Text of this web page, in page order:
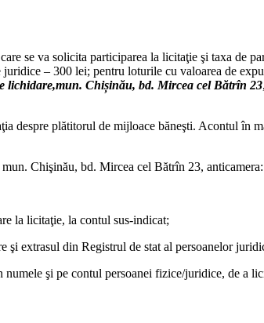
se va solicita participarea la licitaţie şi taxa de
– 300 lei; pentru loturile cu valoarea de
lichidare,mun. Chișinău, bd. Mircea cel Bătrîn 23,
despre plătitorul de mijloace băneşti. Acontul în
Chişinău, bd. Mircea cel Bătrîn 23, anticamera:
la licitaţie, la contul sus-indicat;
extrasul din Registrul de stat al persoanelor
şi pe contul persoanei fizice/juridice, de a